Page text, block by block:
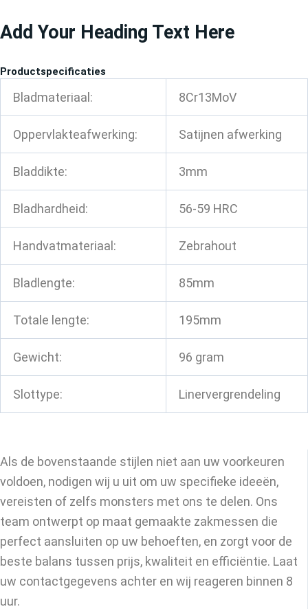
naar
inhoud
Add Your Heading Text Here
Productspecificaties
Bladmateriaal: 8Cr13MoV
Oppervlakteafwerking: Satijnen afwerking
Bladdikte: 3mm
Bladhardheid: 56-59 HRC
Handvatmateriaal: Zebrahout
Bladlengte: 85mm
Totale lengte: 195mm
Gewicht: 96 gram
Slottype: Linervergrendeling
Als de bovenstaande stijlen niet aan uw voorkeuren
voldoen, nodigen wij u uit om uw specifieke ideeën,
vereisten of zelfs monsters met ons te delen. Ons
team ontwerpt op maat gemaakte zakmessen die
perfect aansluiten op uw behoeften, en zorgt voor de
beste balans tussen prijs, kwaliteit en efficiëntie. Laat
uw contactgegevens achter en wij reageren binnen 8
uur.